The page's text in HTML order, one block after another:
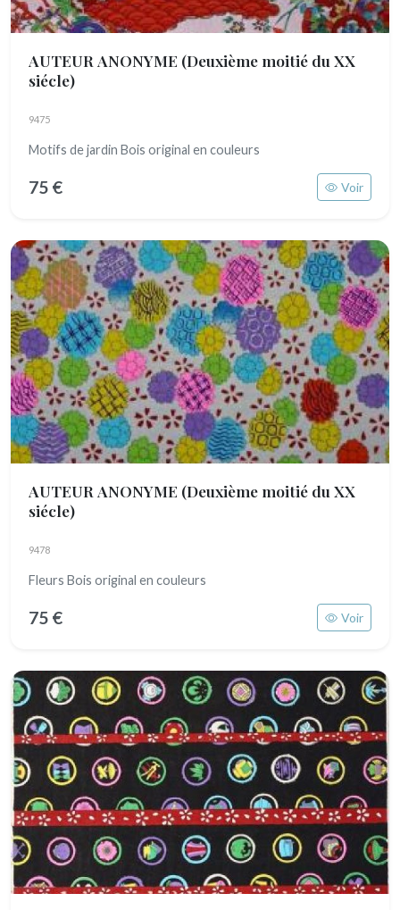
AUTEUR ANONYME (Deuxième moitié du XX
siécle)
9475
Motifs de jardin Bois original en couleurs
75 € Voir
AUTEUR ANONYME (Deuxième moitié du XX
siécle)
9478
Fleurs Bois original en couleurs
75 € Voir